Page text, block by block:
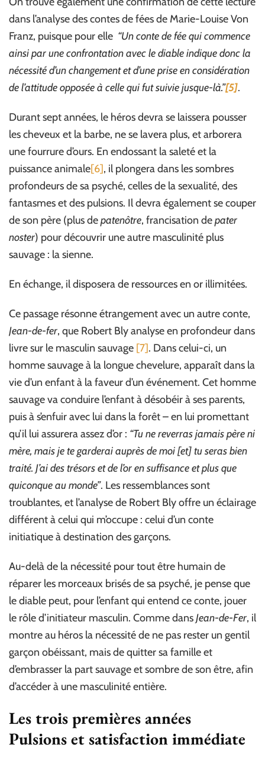
dans l’analyse des contes de fées de Marie-Louise Von
Franz, puisque pour elle “Un conte de fée qui commence
ainsi par une confrontation avec le diable indique donc la
nécessité d’un changement et d’une prise en considération
de l’attitude opposée à celle qui fut suivie jusque-là.”[5].
Durant sept années, le héros devra se laissera pousser
les cheveux et la barbe, ne se lavera plus, et arborera
une fourrure d’ours. En endossant la saleté et la
puissance animale[6], il plongera dans les sombres
profondeurs de sa psyché, celles de la sexualité, des
fantasmes et des pulsions. Il devra également se couper
de son père (plus depatenôtre, francisation depater
noster) pour découvrir une autre masculinité plus
sauvage : la sienne.
En échange, il disposera de ressources en or illimitées.
Ce passage résonne étrangement avec un autre conte,
Jean-de-fer, que Robert Bly analyse en profondeur dans
livre sur le masculin sauvage [7]. Dans celui-ci, un
homme sauvage à la longue chevelure, apparaît dans la
vie d’un enfant à la faveur d’un événement. Cet homme
sauvage va conduire l’enfant à désobéir à ses parents,
puis à s’enfuir avec lui dans la forêt – en lui promettant
qu’il lui assurera assez d’or : “Tu ne reverras jamais père ni
mère, mais je te garderai auprès de moi [et] tu seras bien
traité. J’ai des trésors et de l’or en suffisance et plus que
quiconque au monde”. Les ressemblances sont
troublantes, et l’analyse de Robert Bly offre un éclairage
différent à celui qui m’occupe : celui d’un conte
initiatique à destination des garçons.
Au-delà de la nécessité pour tout être humain de
réparer les morceaux brisés de sa psyché, je pense que
le diable peut, pour l’enfant qui entend ce conte, jouer
le rôle d’initiateur masculin. Comme dansJean-de-Fer, il
montre au héros la nécessité de ne pas rester un gentil
garçon obéissant, mais de quitter sa famille et
d’embrasser la part sauvage et sombre de son être, afin
d’accéder à une masculinité entière.
Les trois premières années
Pulsions et satisfaction immédiate